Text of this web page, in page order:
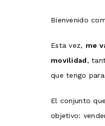
Bienvenido
Esta vez, me
movilidad,
que tengo
El conjunto
objetivo: